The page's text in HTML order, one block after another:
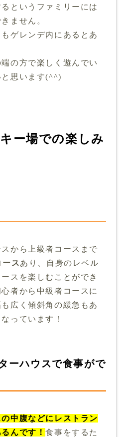
というファミリーには
ません。
ゲレンデ内にあるとあ
の方で楽しく遊んでい
と思います(^^)
ー場での楽しみ
から上級者コースまで
ースあり、自身のレベル
スを楽しむことができ
者から中級者コースに
広く傾斜角の緩急もあ
っています！
ーハウスで食事がで
中腹などにレストラン
んです！食事をするた